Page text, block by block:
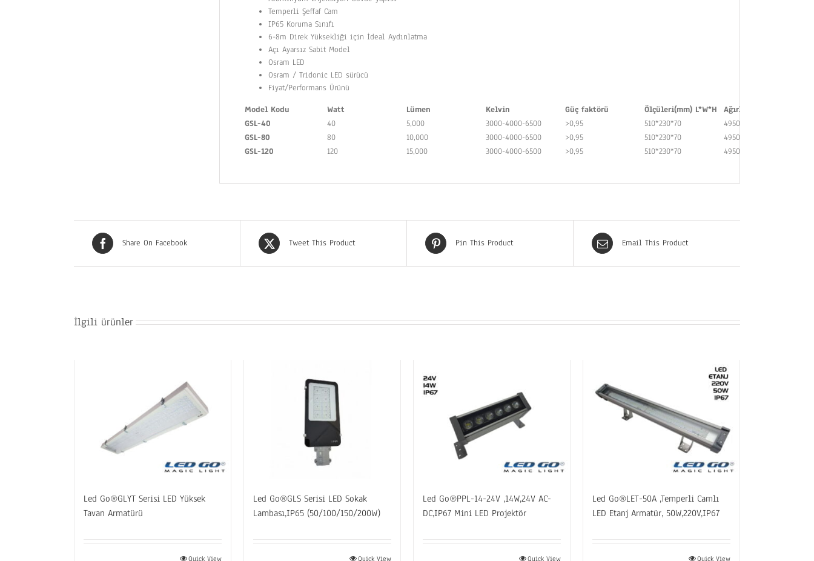
Temperli Şeffaf Cam
IP65 Koruma Sınıfı
6-8m Direk Yüksekliği için İdeal Aydınlatma
Açı Ayarsız Sabit Model
Osram LED
Osram / Tridonic LED sürücü
Fiyat/Performans Ürünü
Model Kodu
Watt Lümen Kelvin Güç faktörü Ölçüleri(mm) L*W*H
Ağırlık(Gr)
GSL-40
40 5,000 3000-4000-6500 >0,95 510*230*70
4950
GSL-80
80 10,000 3000-4000-6500 >0,95 510*230*70
4950
GSL-120
120 15,000 3000-4000-6500 >0,95 510*230*70 4950
Share On Facebook Tweet This Product Pin This Product Email This Product
İlgili ürünler
Led Go®GLYT Serisi LED Yüksek
Tavan Armatürü
Quick View
Led Go®GLS Serisi LED Sokak
Lambası,IP65 (50/100/150/200W)
Quick View
Led Go®PPL-14-24V ,14W,24V AC-
DC,IP67 Mini LED Projektör
Quick View
Led Go®LET-50A ,Temperli Camlı
LED Etanj Armatür, 50W,220V,IP67
Quick View